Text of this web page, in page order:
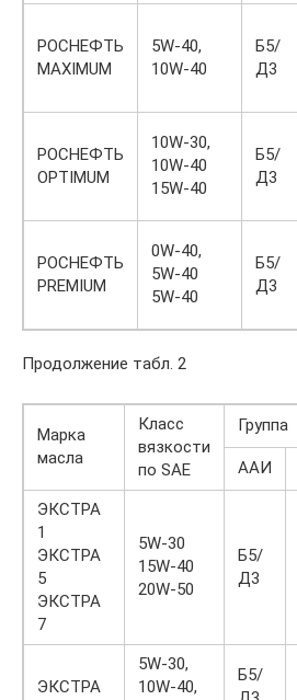
РОСНЕФТЬ
MAXIMUM
5W-40,
10W-40
Б5/
Д3
РОСНЕФТЬ
OPTIMUM
10W-30,
10W-40
15W-40
Б5/
Д3
РОСНЕФТЬ
PREMIUM
0W-40,
5W-40
5W-40
Б5/
Д3
Продолжение табл. 2
Марка
масла
Класс
вязкости
по SAE
Группа
ААИ
ЭКСТРА
1
ЭКСТРА
5
ЭКСТРА
7
5W-30
15W-40
20W-50
Б5/
Д3
ЭКСТРА
5W-30,
10W-40,
Б5/